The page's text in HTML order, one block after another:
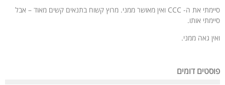
סיימתי את ה- CCC ואין מאושר ממני. מרוץ קשוח בתנאים קשים מאוד – אבל
סיימתי אותו.
ואין גאה ממני.
פוסטים דומים